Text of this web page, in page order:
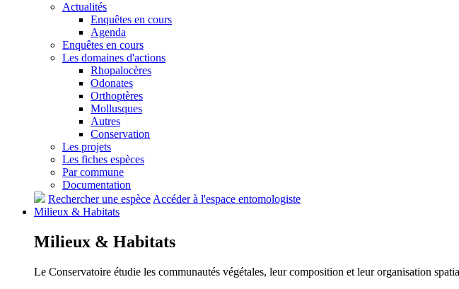
Actualités
Enquêtes en cours
Agenda
Enquêtes en cours
Les domaines d'actions
Rhopalocères
Odonates
Orthoptères
Mollusques
Autres
Conservation
Les projets
Les fiches espèces
Par commune
Documentation
Rechercher une espèce Accéder à l'espace entomologiste
Milieux & Habitats
Milieux & Habitats
Le Conservatoire étudie les communautés végétales, leur composition et leur organisation